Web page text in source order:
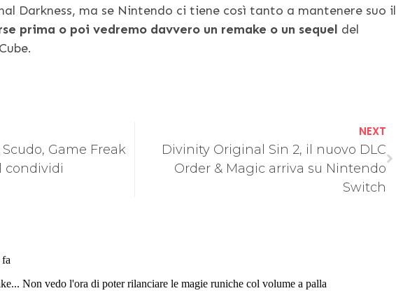
Darkness, ma se Nintendo ci tiene così tanto a mantenere suo il
prima o poi vedremo davvero un remake o un sequel del
Game Freak
condividi
NEXT
Divinity Original Sin 2, il nuovo DLC
Order & Magic arriva su Nintendo
Switch